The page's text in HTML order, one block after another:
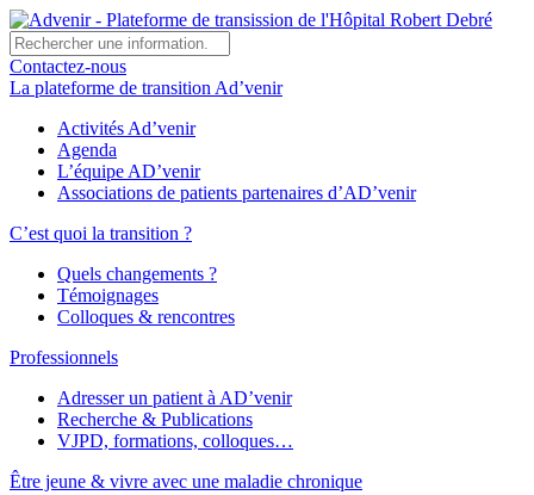
Contactez-nous
La plateforme de transition Ad’venir
Activités Ad’venir
Agenda
L’équipe AD’venir
Associations de patients partenaires d’AD’venir
C’est quoi la transition ?
Quels changements ?
Témoignages
Colloques & rencontres
Professionnels
Adresser un patient à AD’venir
Recherche & Publications
VJPD, formations, colloques…
Être jeune & vivre avec une maladie chronique